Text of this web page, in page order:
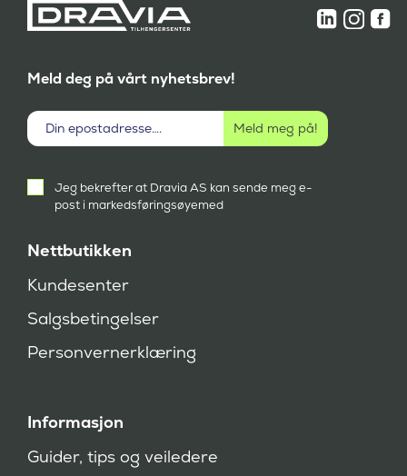
Nettbutikken
Kundesenter
Salgsbetingelser
Personvernerklæring
Informasjon
Guider, tips og veiledere
Meld deg på vårt nyhetsbrev!
samtykke
k
e
d
Jeg bekrefter at Dravia AS kan sende meg e-
post i markedsføringsøyemed